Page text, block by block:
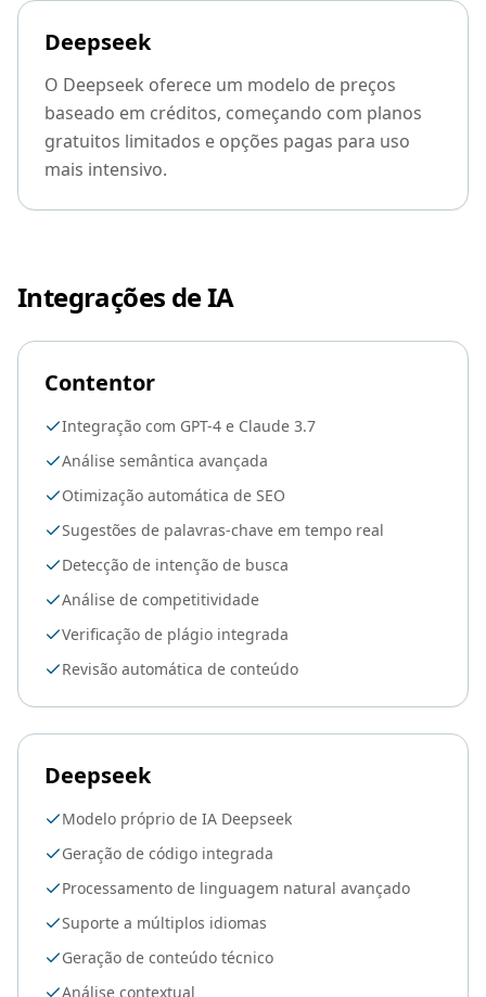
Deepseek
O Deepseek oferece um modelo de preços
baseado em créditos, começando com planos
gratuitos limitados e opções pagas para uso
mais intensivo.
Integrações de IA
Contentor
Integração com GPT-4 e Claude 3.7
Análise semântica avançada
Otimização automática de SEO
Sugestões de palavras-chave em tempo real
Detecção de intenção de busca
Análise de competitividade
Verificação de plágio integrada
Revisão automática de conteúdo
Deepseek
Modelo próprio de IA Deepseek
Geração de código integrada
Processamento de linguagem natural avançado
Suporte a múltiplos idiomas
Geração de conteúdo técnico
Análise contextual